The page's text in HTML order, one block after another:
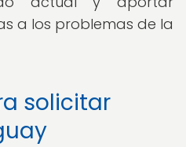
a los problemas de la
solicitar